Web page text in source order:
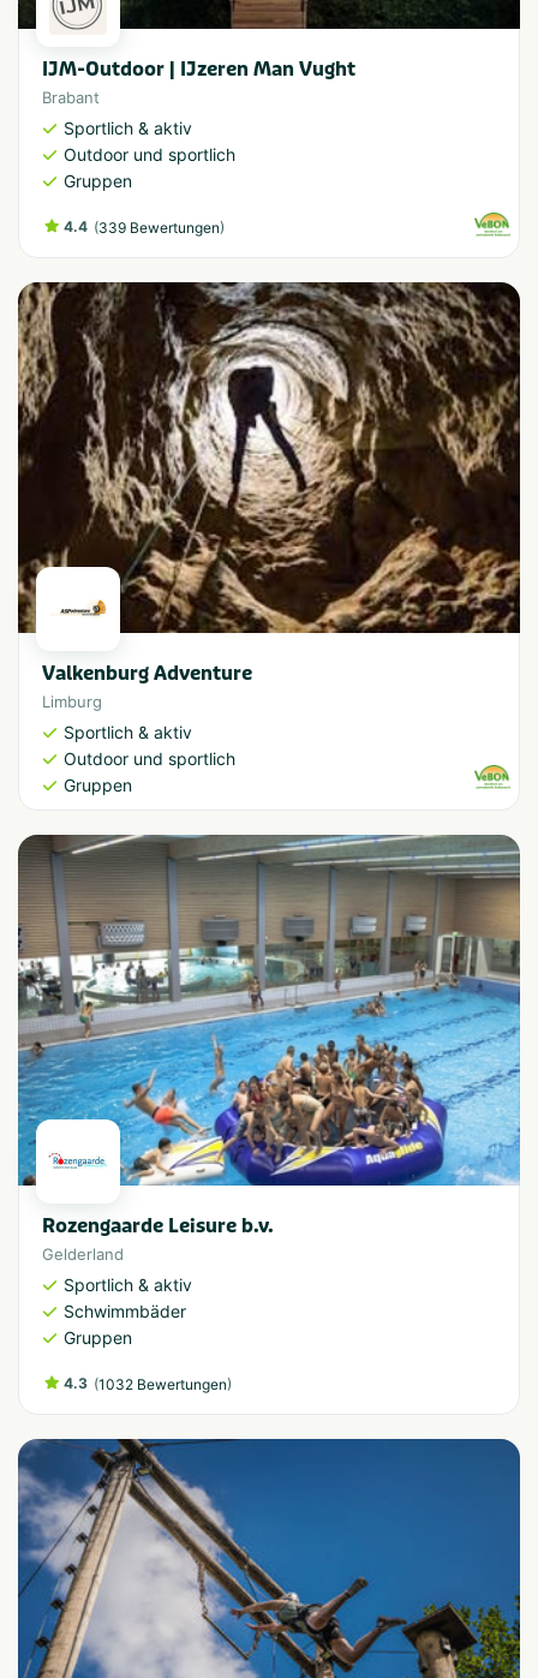
IJM-Outdoor | IJzeren Man Vught
Brabant
Sportlich & aktiv
Outdoor und sportlich
Gruppen
4.4 (339 Bewertungen)
Valkenburg Adventure
Limburg
Sportlich & aktiv
Outdoor und sportlich
Gruppen
Rozengaarde Leisure b.v.
Gelderland
Sportlich & aktiv
Schwimmbäder
Gruppen
4.3 (1032 Bewertungen)